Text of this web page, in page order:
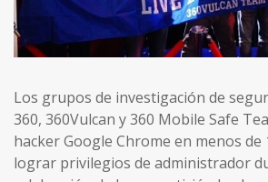
Los grupos de investigación de
360, 360Vulcan y 360 Mobile Safe
hacker Google Chrome en menos de
lograr privilegios de administrador